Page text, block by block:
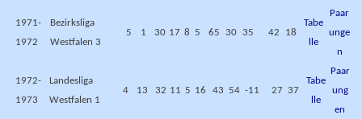
1971-
1972
Bezirksliga
Westfalen 3
5 1 30 17 8 5 65 30 35 42 18
Tabe
lle
Paar
unge
n
1972-
1973
Landesliga
Westfalen 1
4 13 32 11 5 16 43 54 -11 27 37
Tabe
lle
Paar
ung
en